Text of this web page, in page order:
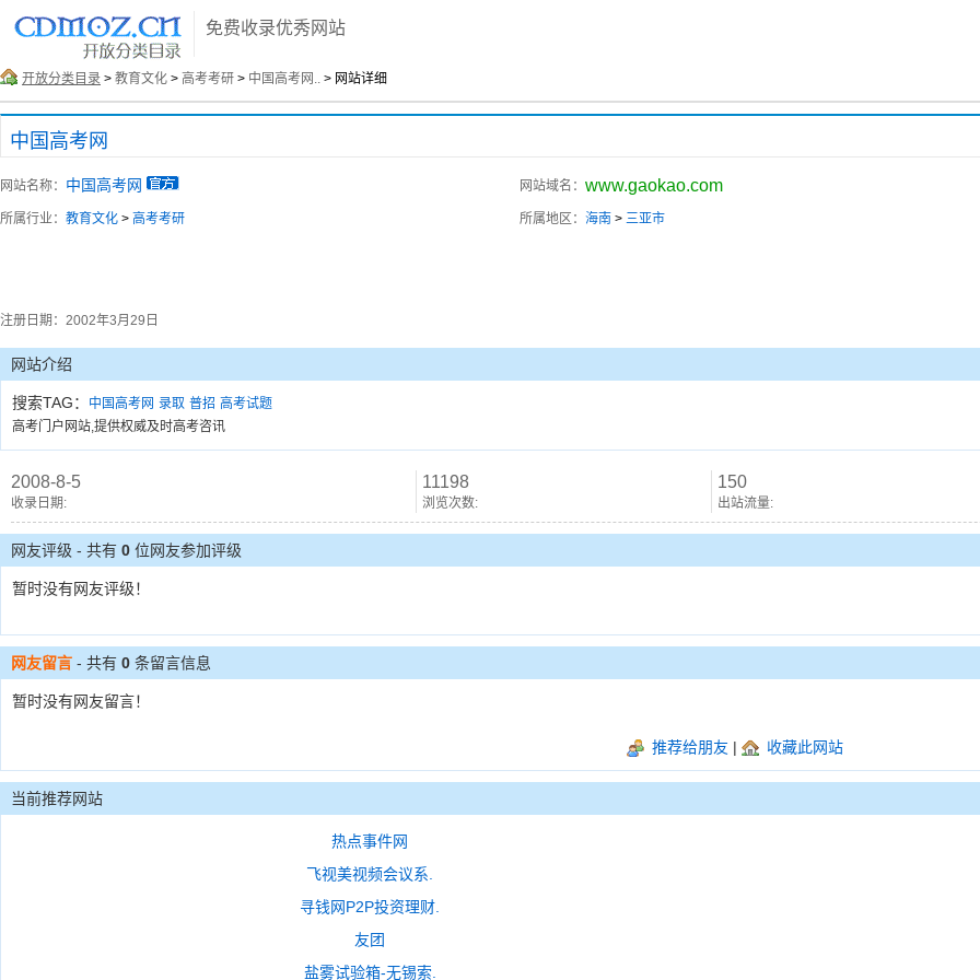
免费收录优秀网站
开放分类目录 > 教育文化 > 高考考研 > 中国高考网.. > 网站详细
中国高考网
网站名称： 中国高考网 网站域名： www.gaokao.com
所属行业： 教育文化 > 高考考研 所属地区： 海南 > 三亚市
注册日期： 2002年3月29日
网站介绍
搜索TAG： 中国高考网 录取 普招 高考试题
高考门户网站,提供权威及时高考咨讯
2008-8-5
收录日期:
11198
浏览次数:
150
出站流量:
网友评级 - 共有 0 位网友参加评级
暂时没有网友评级！
网友留言 - 共有 0 条留言信息
暂时没有网友留言！
推荐给朋友 | 收藏此网站
当前推荐网站
热点事件网
飞视美视频会议系.
寻钱网P2P投资理财.
友团
盐雾试验箱-无锡索.